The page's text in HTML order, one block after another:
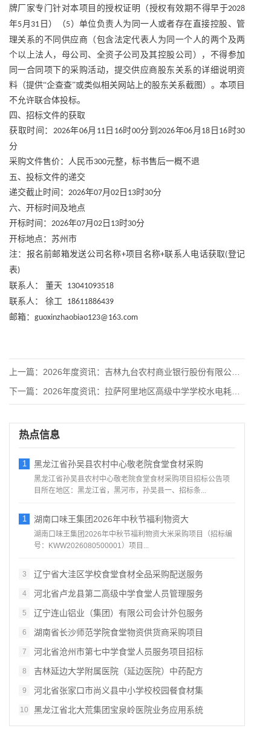
牌厂家专门针对本项目的授权证明（授权有效期不得早于2028
年5月 31 日）（5）单位负责人为同一人或者存在直接控股、管
理关系的不同供应商（包含法定代表人为同一个人的两个及两
个以上法人，母公司、全资子公司及其控股公司），不得参加
同一合同项下的采购活动，提交供应商股东关系的详细说明资
料（提供“企查查”或类似相关网站上的股东关系截图）。本项目
不允许联合体投标。
四、招标文件的获取
获取时间： 2026年06月 11日 16时00分到 2026年06月 18 日 16 时30
分
采购文件售价：人民币 300元整，标书售后一概不退
五、投标文件的递交
递交截止时间： 2026年07月 02 日 13时30分
六、开标时间及地点
开标时间： 2026年07月 02 日 13时30分
开标地点：苏州市
注：报名前邮箱发送公司名称+项目名称+联系人电话获取(登记
表)
联系人：
董天 13041093518
联系人：
徐工
18611886439
邮箱： guoxinzhaobiao123@163.com
上一篇： 2026年度资讯：吉林九台农村商业银行股份有限公司 2026
下一篇： 2026年度资讯：拉萨阿里地区高级中学学校水电耗材及小型维修
热点信息
1 黑龙江省孙吴县农村中心敬老院食堂食材采购
黑龙江省孙吴县农村中心敬老院食堂食材采购项目招标公告项
目所在地区：黑龙江省，黑河市，孙吴县一、招标条...
1 湖南口味王集团2026年中秋节福利物资大
湖南口味王集团2026年中秋节福利物资大米采购项目（招标编
号：KWW2026080500001）项目...
3 辽宁省大洼区学校食堂食材全品采购配送服务
4 河北省卢龙县第二高级中学食堂人员管理服务
5 辽宁连山铝业（集团）有限公司会计外包服务
6 湖南省长沙师范学院食堂物资供货商采购项目
7 河北省沧州市第七中学食堂人员服务项目招标
8 吉林延边大学附属医院（延边医院）中药配方
9 河北省张家口市尚义县中小学校校园餐食材集
10 黑龙江省北大荒集团宝泉岭医院业务应用系统